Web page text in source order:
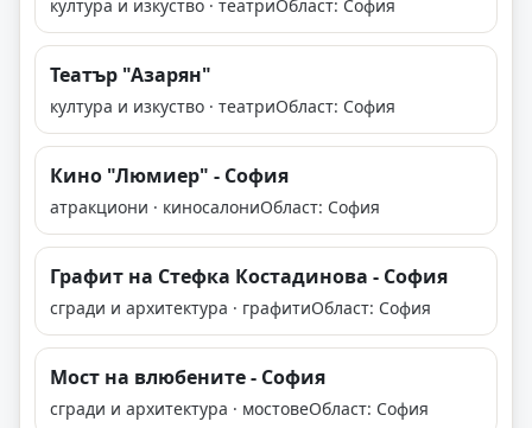
култура и изкуство · театриОбласт: София
Театър "Азарян"
култура и изкуство · театриОбласт: София
Кино "Люмиер" - София
атракциони · киносалониОбласт: София
Графит на Стефка Костадинова - София
сгради и архитектура · графитиОбласт: София
Мост на влюбените - София
сгради и архитектура · мостовеОбласт: София